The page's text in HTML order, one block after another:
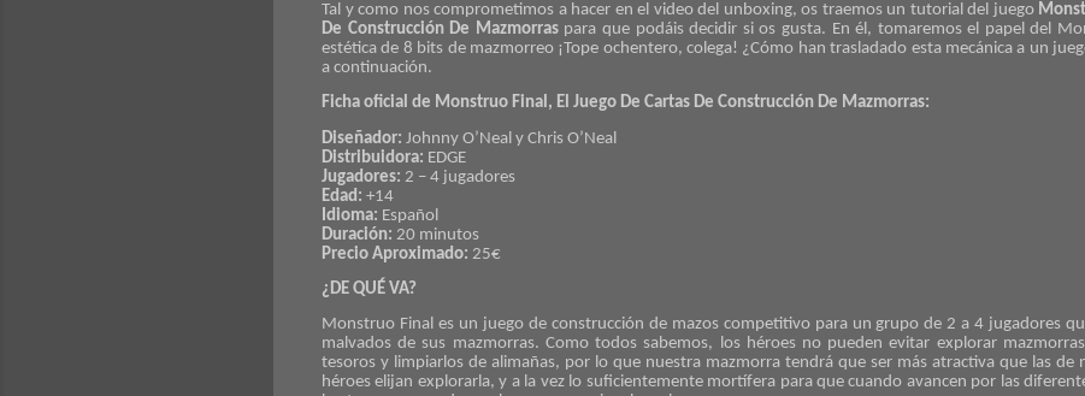
Tal y como nos comprometimos a hacer en el video del unboxing, os traemos un tutorial del juego
De Construcción De Mazmorraspara que podáis decidir si os gusta. En él, tomaremos el papel del
estética de 8 bits de mazmorreo ¡Tope ochentero, colega! ¿Cómo han trasladado esta mecánica a un
a continuación.
Ficha oficial de Monstruo Final, El Juego De Cartas De Construcción De Mazmorras:
Diseñador: Johnny O’Neal y Chris O’Neal
Distribuidora: EDGE
Jugadores: 2 – 4 jugadores
Edad: +14
Idioma: Español
Duración: 20 minutos
Precio Aproximado: 25€
¿DE QUÉ VA?
Monstruo Final es un juego de construcción de mazos competitivo para un grupo de 2 a 4 jugadores
malvados de sus mazmorras. Como todos sabemos, los héroes no pueden evitar explorar
tesoros y limpiarlos de alimañas, por lo que nuestra mazmorra tendrá que ser más atractiva que las de
héroes elijan explorarla, y a la vez lo suficientemente mortífera para que cuando avancen por las